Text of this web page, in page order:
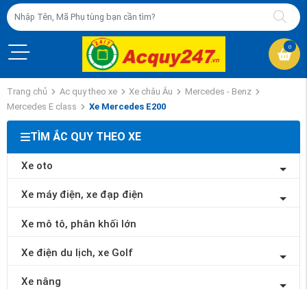
0
Trang chủ Ac quy theo xe Xe châu Âu
Mercedes - Benz
Mercedes E class
Xe Mercedes E200
TÌM ẮC QUY THEO XE
Xe oto
Xe máy điện, xe đạp điện
Xe mô tô, phân khối lớn
Xe điện du lịch, xe Golf
Xe nâng